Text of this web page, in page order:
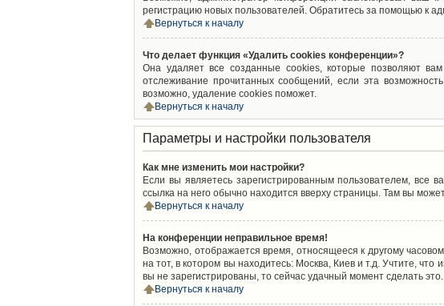
регистрацию новых пользователей. Обратитесь за помощью к
Вернуться к началу
Что делает функция «Удалить cookies конференции»?
Она удаляет все созданные cookies, которые позволяют
отслеживание прочитанных сообщений, если эта
возможно, удаление cookies поможет.
Вернуться к началу
Параметры и настройки пользователя
Как мне изменить мои настройки?
Если вы являетесь зарегистрированным пользователем,
ссылка на него обычно находится вверху страницы. Там вы
Вернуться к началу
На конференции неправильное время!
Возможно, отображается время, относящееся к другому
на тот, в котором вы находитесь: Москва, Киев и т.д. Учтите,
вы не зарегистрированы, то сейчас удачный момент сделать это.
Вернуться к началу